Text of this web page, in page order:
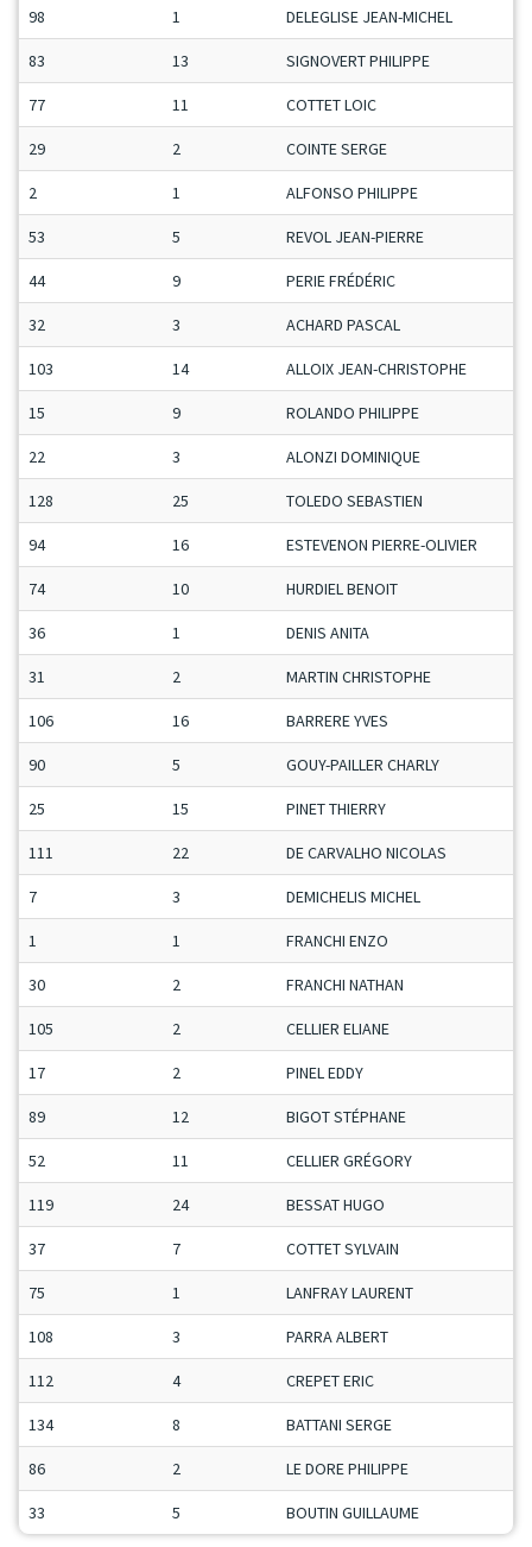
98 1 DELEGLISE JEAN-MICHEL
83 13 SIGNOVERT PHILIPPE
77 11 COTTET LOIC
29 2 COINTE SERGE
2 1 ALFONSO PHILIPPE
53 5 REVOL JEAN-PIERRE
44 9 PERIE FRÉDÉRIC
32 3 ACHARD PASCAL
103 14 ALLOIX JEAN-CHRISTOPHE
15 9 ROLANDO PHILIPPE
22 3 ALONZI DOMINIQUE
128 25 TOLEDO SEBASTIEN
94 16 ESTEVENON PIERRE-OLIVIER
74 10 HURDIEL BENOIT
36 1 DENIS ANITA
31 2 MARTIN CHRISTOPHE
106 16 BARRERE YVES
90 5 GOUY-PAILLER CHARLY
25 15 PINET THIERRY
111 22 DE CARVALHO NICOLAS
7 3 DEMICHELIS MICHEL
1 1 FRANCHI ENZO
30 2 FRANCHI NATHAN
105 2 CELLIER ELIANE
17 2 PINEL EDDY
89 12 BIGOT STÉPHANE
52 11 CELLIER GRÉGORY
119 24 BESSAT HUGO
37 7 COTTET SYLVAIN
75 1 LANFRAY LAURENT
108 3 PARRA ALBERT
112 4 CREPET ERIC
134 8 BATTANI SERGE
86 2 LE DORE PHILIPPE
33 5 BOUTIN GUILLAUME